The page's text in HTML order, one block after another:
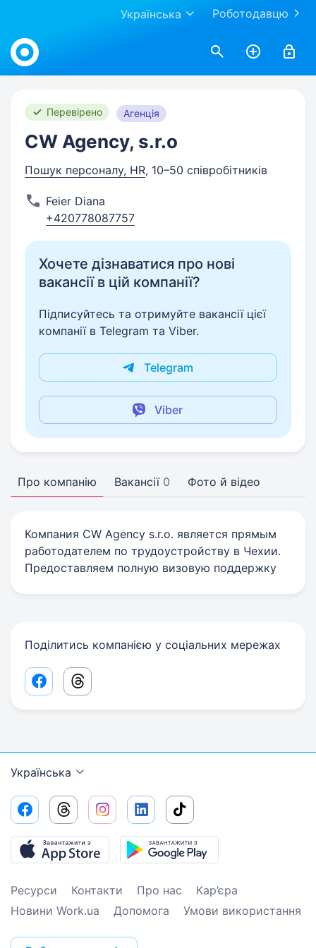
Роботодавцю
Українська
Work.ua
Перевірено Агенція
CW Agency, s.r.o
Пошук персоналу, HR, 10–50 співробітників
Feier Diana
+420778087757
Хочете дізнаватися про нові
вакансії в цій компанії?
Підписуйтесь та отримуйте вакансії цієї
компанії в Telegram та Viber.
Telegram
Viber
Про компанію Вакансії 0 Фото й відео
Компания CW Agency s.r.o. является прямым
работодателем по трудоустройству в Чехии.
Предоставляем полную визовую поддержкy
Поділитись компанією у соціальних мережах
Facebook share link
Threads share link
Українська
Ресурси Контакти Про нас
Кар’єра
Новини Work.ua
Допомога Умови використання